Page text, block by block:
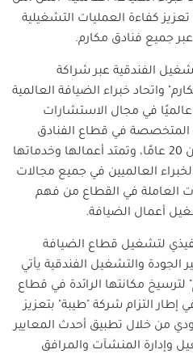
كفاءة العمليات التشغيلية
جميع فنادق مكارم.
الفندقية عبر شراكة
واتحاد خبراء الضيافة العالمية
في مجال الاستشارات
المتخصصة في قطاع الفنادق
والمنتجعات والمطاعم لأكثر من 20 عامًا، وتمتد أعمالها وخدماتها
الخبراء العالميين في جميع مجالات
العاملة في القطاع من فهم
أعمال الضيافة.
لتشغيل قطاع الضيافة
الجودة والتشغيل الفندقية يأتي
مكانتها الرائدة في قطاع
إطار التزام شركة "طيبة" بتعزيز
من خلال تطبيق أحدث المعايير
وإدارة المنشآت والمرافق